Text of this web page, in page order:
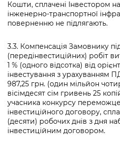
Кошти, сплачені Інвестором
інженерно-транспортної
поверненню не підлягають.
3.3. Компенсація Замовнику
(передінвестиційних) робіт
1 % (одного відсотка) від
інвестування з урахуванням
987,25 грн. (один мільйон
вісімдесят сім гривень 25
учасника конкурсу
інвестиційного договору,
(десяти) робочих днів з дня
інвестиційним договором.